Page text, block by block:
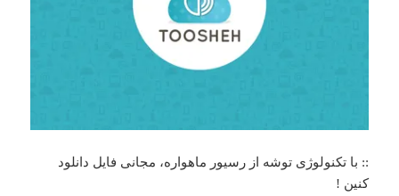
:: با تکنولوژی توشه از رسیور ماهواره، مجانی فایل دانلود
کنین !